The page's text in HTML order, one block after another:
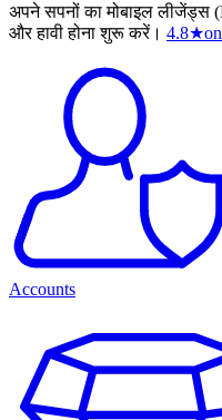
अपने सपनों का मोबाइल लीजेंड्स
और हावी होना शुरू करें। 4.8★
Accounts